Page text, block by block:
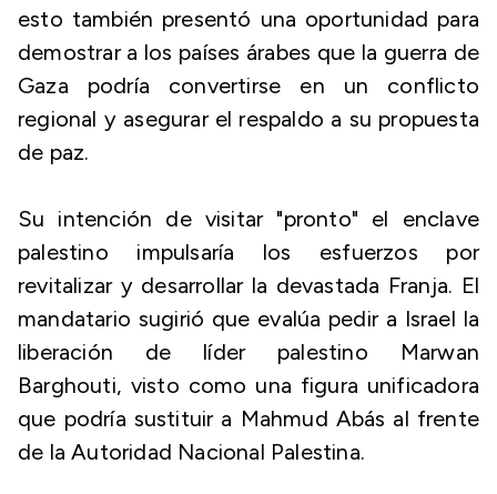
esto también presentó una oportunidad para
demostrar a los países árabes que la guerra de
Gaza podría convertirse en un conflicto
regional y asegurar el respaldo a su propuesta
de paz.
Su intención de visitar "pronto" el enclave
palestino impulsaría los esfuerzos por
revitalizar y desarrollar la devastada Franja. El
mandatario sugirió que evalúa pedir a Israel la
liberación de líder palestino Marwan
Barghouti, visto como una figura unificadora
que podría sustituir a Mahmud Abás al frente
de la Autoridad Nacional Palestina.